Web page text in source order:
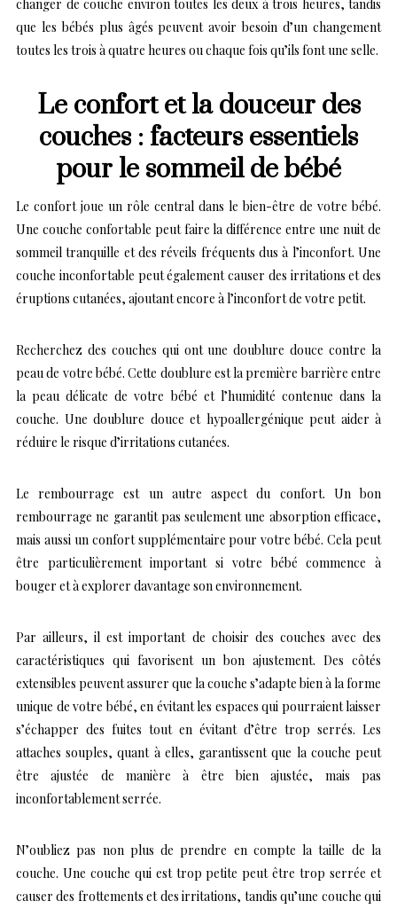
changer de couche environ toutes les deux à trois heures, tandis
que les bébés plus âgés peuvent avoir besoin d’un changement
toutes les trois à quatre heures ou chaque fois qu’ils font une selle.
Le confort et la douceur des
couches : facteurs essentiels
pour le sommeil de bébé
Le confort joue un rôle central dans le bien-être de votre bébé.
Une couche confortable peut faire la différence entre une nuit de
sommeil tranquille et des réveils fréquents dus à l’inconfort. Une
couche inconfortable peut également causer des irritations et des
éruptions cutanées, ajoutant encore à l’inconfort de votre petit.
Recherchez des couches qui ont une doublure douce contre la
peau de votre bébé. Cette doublure est la première barrière entre
la peau délicate de votre bébé et l’humidité contenue dans la
couche. Une doublure douce et hypoallergénique peut aider à
réduire le risque d’irritations cutanées.
Le rembourrage est un autre aspect du confort. Un bon
rembourrage ne garantit pas seulement une absorption efficace,
mais aussi un confort supplémentaire pour votre bébé. Cela peut
être particulièrement important si votre bébé commence à
bouger et à explorer davantage son environnement.
Par ailleurs, il est important de choisir des couches avec des
caractéristiques qui favorisent un bon ajustement. Des côtés
extensibles peuvent assurer que la couche s’adapte bien à la forme
unique de votre bébé, en évitant les espaces qui pourraient laisser
s’échapper des fuites tout en évitant d’être trop serrés. Les
attaches souples, quant à elles, garantissent que la couche peut
être ajustée de manière à être bien ajustée, mais pas
inconfortablement serrée.
N’oubliez pas non plus de prendre en compte la taille de la
couche. Une couche qui est trop petite peut être trop serrée et
causer des frottements et des irritations, tandis qu’une couche qui